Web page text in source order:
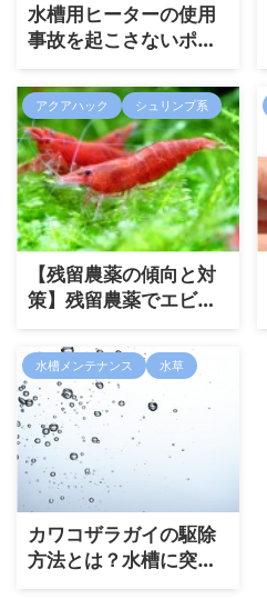
水槽用ヒーターの使用
事故を起こさないポイ
ント
アクアハック シュリンプ系
【残留農薬の傾向と対
策】残留農薬でエビが
瀕死になる危険性
水槽メンテナンス 水草
カワコザラガイの駆除
方法とは？水槽に突然
発生するカワコザラガ